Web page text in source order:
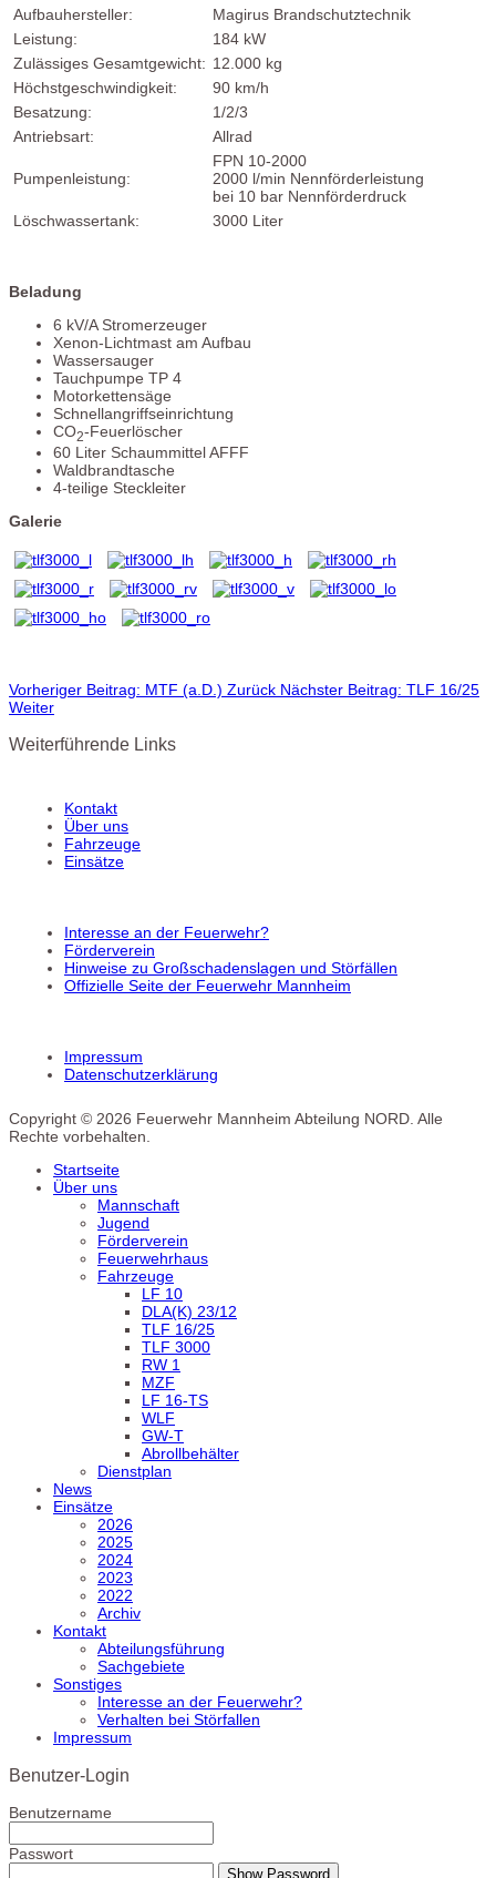
Aufbauhersteller:
Magirus Brandschutztechnik
Leistung:
184 kW
Zulässiges Gesamtgewicht: 12.000 kg
Höchstgeschwindigkeit:
90 km/h
Besatzung:
1/2/3
Antriebsart:
Allrad
Pumpenleistung:
FPN 10-2000
2000 l/min Nennförderleistung
bei 10 bar Nennförderdruck
Löschwassertank:
3000 Liter
Beladung
6 kV/A Stromerzeuger
Xenon-Lichtmast am Aufbau
Wassersauger
Tauchpumpe TP 4
Motorkettensäge
Schnellangriffseinrichtung
CO2-Feuerlöscher
60 Liter Schaummittel AFFF
Waldbrandtasche
4-teilige Steckleiter
Galerie
Vorheriger Beitrag: MTF (a.D.) Zurück Nächster Beitrag: TLF 16/25
Weiter
Weiterführende Links
Kontakt
Über uns
Fahrzeuge
Einsätze
Interesse an der Feuerwehr?
Förderverein
Hinweise zu Großschadenslagen und Störfällen
Offizielle Seite der Feuerwehr Mannheim
Impressum
Datenschutzerklärung
Copyright © 2026 Feuerwehr Mannheim Abteilung NORD. Alle
Rechte vorbehalten.
Startseite
Über uns
Mannschaft
Jugend
Förderverein
Feuerwehrhaus
Fahrzeuge
LF 10
DLA(K) 23/12
TLF 16/25
TLF 3000
RW 1
MZF
LF 16-TS
WLF
GW-T
Abrollbehälter
Dienstplan
News
Einsätze
2026
2025
2024
2023
2022
Archiv
Kontakt
Abteilungsführung
Sachgebiete
Sonstiges
Interesse an der Feuerwehr?
Verhalten bei Störfallen
Impressum
Benutzer-Login
Benutzername
Passwort
Show Password